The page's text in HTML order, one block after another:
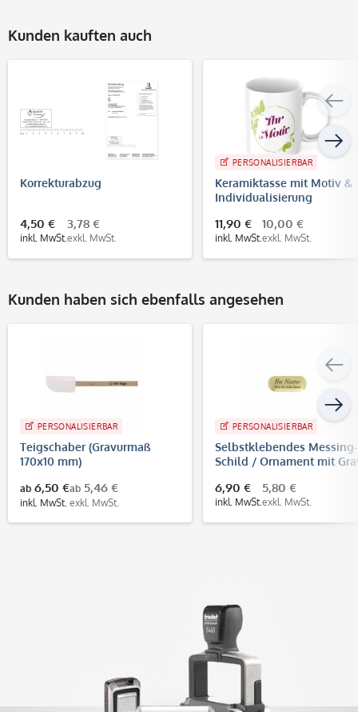
Kunden kauften auch
Korrekturabzug
4,50 €
inkl. MwSt.
3,78 €
exkl. MwSt.
PERSONALISIERBAR
Keramiktasse mit Motiv &
Individualisierung
11,90 €
inkl. MwSt.
10,00 €
exkl. MwSt.
Kunden haben sich ebenfalls angesehen
PERSONALISIERBAR
Teigschaber (Gravurmaß
170x10 mm)
ab 6,50 €
inkl. MwSt.
ab 5,46 €
exkl. MwSt.
PERSONALISIERBAR
Selbstklebendes Messing-
Schild / Ornament mit
6,90 €
inkl. MwSt.
5,80 €
exkl. MwSt.